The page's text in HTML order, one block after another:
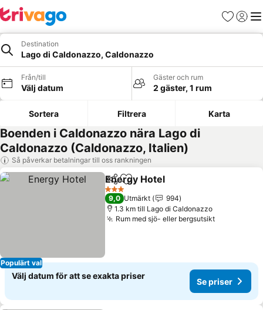
Favoriter
Logga
Destination
Lago di Caldonazzo, Caldonazzo
Från/till
Välj datum
Gäster och rum
2 gäster, 1 rum
Sortera Filtrera Karta
Boenden i Caldonazzo nära Lago di
Caldonazzo (Caldonazzo, Italien)
Så påverkar betalningar till oss rankningen
Populärt val
Dela Lägg till i Mina Favoriter
Energy Hotel
3 Stjärnor
9,0 Utmärkt
994
1.3 km till Lago di Caldonazzo
Rum med sjö- eller bergsutsikt
Välj datum för att se exakta priser
Se priser